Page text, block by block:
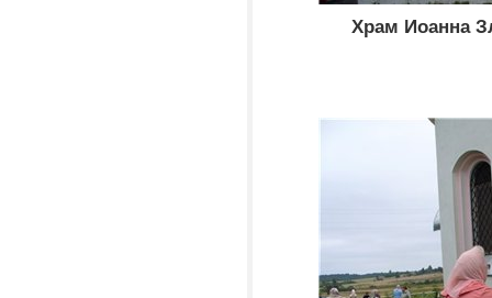
Храм Иоанна